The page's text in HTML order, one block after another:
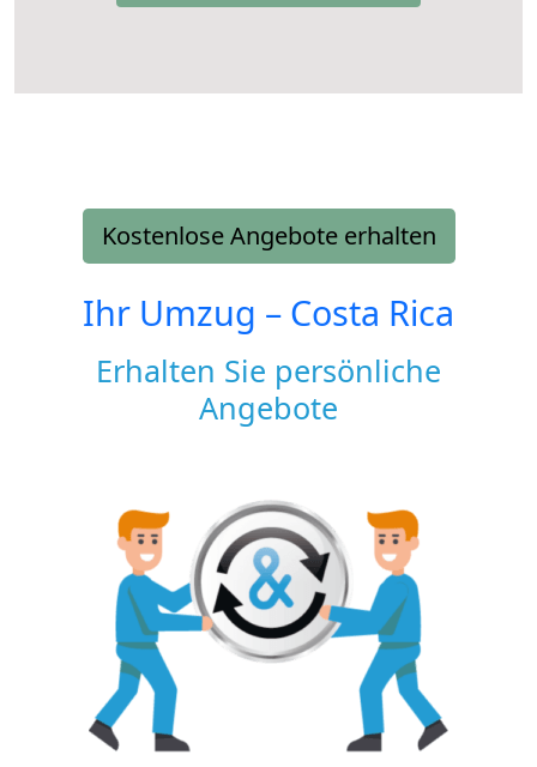
Kostenlose Angebote erhalten
Ihr Umzug – Costa Rica
Erhalten Sie persönliche
Angebote